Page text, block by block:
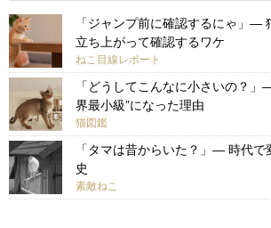
「ジャンプ前に確認するにゃ」—
立ち上がって確認するワケ
ねこ目線レポート
「どうしてこんなに小さいの？
界最小級”になった理由
猫図鑑
「タマは昔からいた？」— 時代で
史
素敵ねこ